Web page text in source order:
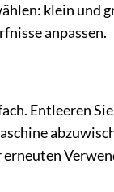
klein und
anpassen.
Entleeren